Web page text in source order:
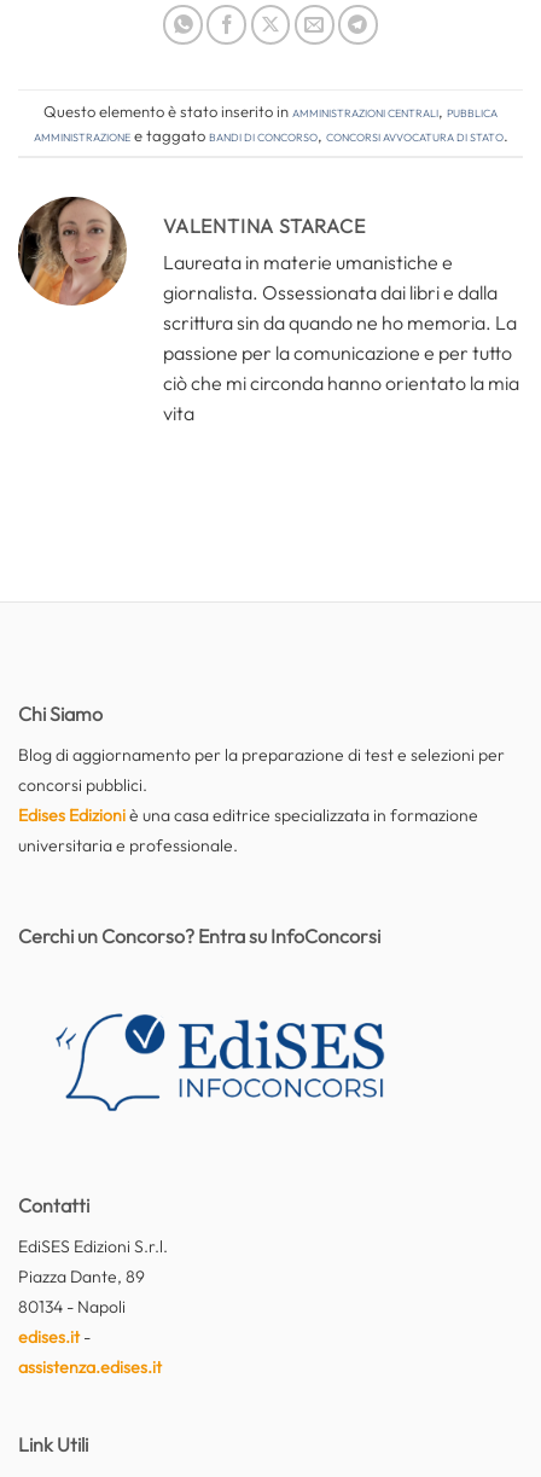
Questo elemento è stato inserito in Amministrazioni Centrali, Pubblica
amministrazionee taggatobandi di concorso, concorsi avvocatura di stato.
VALENTINA STARACE
Laureata in materie umanistiche e
giornalista. Ossessionata dai libri e dalla
scrittura sin da quando ne ho memoria. La
passione per la comunicazione e per tutto
ciò che mi circonda hanno orientato la mia
vita
Chi Siamo
Blog di aggiornamento per la preparazione di test e selezioni per
concorsi pubblici.
Edises Edizioniè una casa editrice specializzata in formazione
universitaria e professionale.
Contatti
EdiSES Edizioni S.r.l.
Piazza Dante, 89
80134 - Napoli
edises.it-
assistenza.edises.it
Link Utili
Cerchi un Concorso? Entra su InfoConcorsi